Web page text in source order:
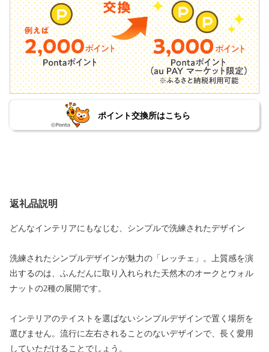
ポイント交換所はこちら
返礼品説明
どんなインテリアにもなじむ、シンプルで洗練されたデザイン
洗練されたシンプルデザインが魅力の「レッチェ」。上質感を演
出するのは、ふんだんに取り入れられた天然木のオークとウォル
ナットの2種の展開です。
インテリアのテイストを選ばないシンプルデザインで置く場所を
選びません。流行に左右されることのないデザインで、長く愛用
していただけることでしょう。